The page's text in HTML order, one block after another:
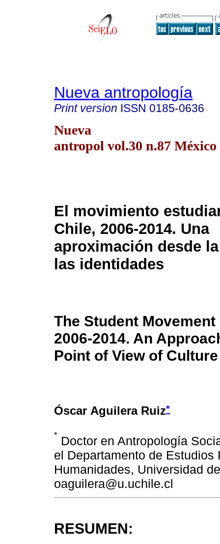
Nueva antropología
Print version ISSN 0185-0636
Nueva
antropol vol.30 n.87 México
El movimiento
Chile, 2006-2014. Una
aproximación desde
las identidades
The Student Movement
2006-2014. An
Point of View of
Óscar Aguilera Ruiz*
* Doctor en Antropología
el Departamento de
Humanidades, Universidad
oaguilera@u.uchile.cl
RESUMEN: